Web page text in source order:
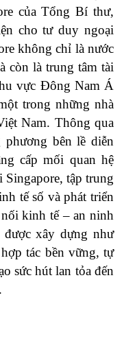
của Tổng Bí thư,
cho tư duy ngoại
không chỉ là nước
còn là trung tâm tài
vực Đông Nam Á
trong những nhà
Nam. Thông qua
phương bên lề diễn
cấp mối quan hệ
tập trung
tế số và phát triển
kinh tế – an ninh
được xây dựng như
tác bền vững, tự
sức hút lan tỏa đến